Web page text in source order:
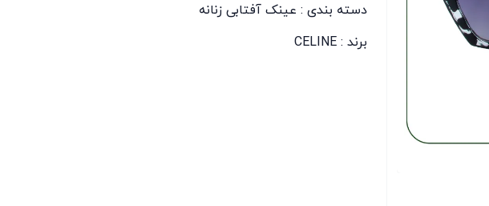
دسته بندی : عینک آفتابی زنانه
برند : CELINE